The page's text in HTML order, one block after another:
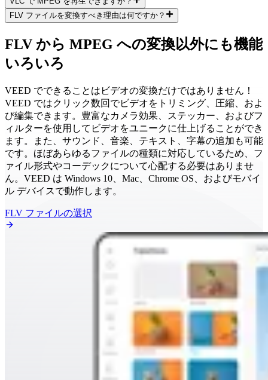
FLV ファイルを変換すべき理由は何ですか？
FLV から MPEG への変換以外にも機能
いろいろ
VEED でできることはビデオの変換だけではありません！
VEED ではクリック数回でビデオをトリミング、圧縮、およ
び編集できます。豊富なカメラ効果、ステッカー、およびフ
ィルターを使用してビデオをユニークに仕上げることができ
ます。また、サウンド、音楽、テキスト、字幕の追加も可能
です。ほぼあらゆるファイルの種類に対応しているため、フ
ァイル形式やコーデックについて心配する必要はありませ
ん。VEED は Windows 10、Mac、Chrome OS、およびモバイ
ル デバイスで動作します。
FLV ファイルの選択